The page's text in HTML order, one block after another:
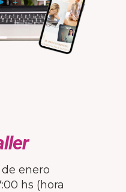
de enero
hs (hora